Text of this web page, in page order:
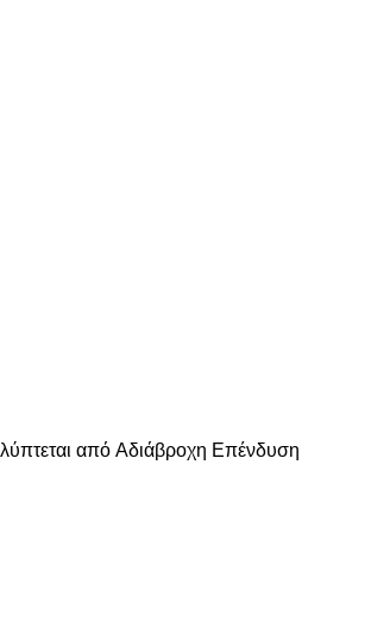
από Aδιάβροχη Επένδυση